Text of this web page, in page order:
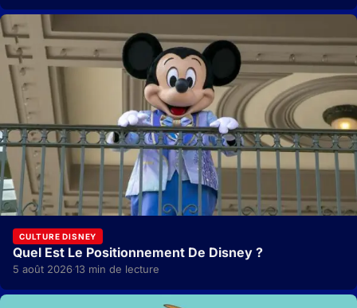
CULTURE DISNEY
Quel Est Le Positionnement De Disney ?
5 août 2026·13 min de lecture